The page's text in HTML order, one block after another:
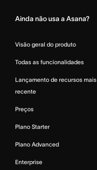
Ainda não usa a Asana?
Visão geral do produto
Todas as funcionalidades
Lançamento de recursos mais
recente
Preços
Plano Starter
Plano Advanced
Enterprise